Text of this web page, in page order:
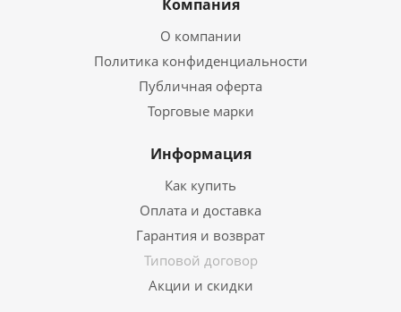
Компания
О компании
Политика конфиденциальности
Публичная оферта
Торговые марки
Информация
Как купить
Оплата и доставка
Гарантия и возврат
Типовой договор
Акции и скидки